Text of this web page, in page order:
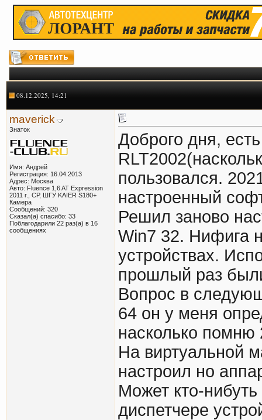
08.12.2025, 14:21
maverick
Знаток
Имя: Андрей
Регистрация: 16.04.2013
Адрес: Москва
Авто: Fluence 1,6 AT Expression
2011 г., СР, ШГУ KAIER S180+
Камера
Сообщений: 320
Сказал(а) спасибо: 33
Поблагодарили 22 раз(а) в 16
сообщениях
Доброго дня,
пользовался.
настроенный
Решил заново
Win7 32. Нифига
устройствах.
прошлый раз
Вопрос в
64 он у меня
насколько
На виртуальной
настроил но
Может кто-
диспетчере